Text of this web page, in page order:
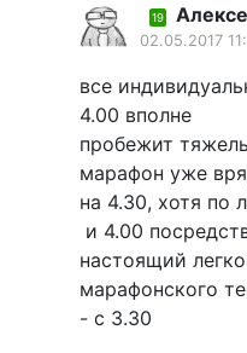
19
02.05.2017
все
4.00 вполне
пробежит
марафон уже
на 4.30, хотя по
и 4.00
настоящий
марафонского
- с 3.30